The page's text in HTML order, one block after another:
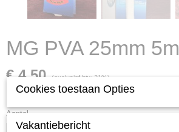
MG PVA 25mm 5m
€ 4,50 (exclusief btw 21%)
Levertijd 1 tot 3 werkdagen
Aantal
Cookies toestaan Opties
Vakantiebericht